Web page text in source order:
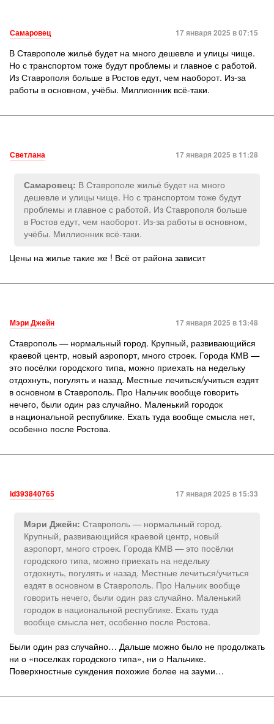
Самаровец 17 января 2025 в 07:15
В Ставрополе жильё будет на много дешевле и улицы чище.
Но с транспортом тоже будут проблемы и главное с работой.
Из Ставрополя больше в Ростов едут, чем наоборот. Из-за
работы в основном, учёбы. Миллионник всё-таки.
Светлана 17 января 2025 в 11:28
Самаровец: В Ставрополе жильё будет на много
дешевле и улицы чище. Но с транспортом тоже будут
проблемы и главное с работой. Из Ставрополя больше
в Ростов едут, чем наоборот. Из-за работы в основном,
учёбы. Миллионник всё-таки.
Цены на жилье такие же ! Всё от района зависит
Мэри Джейн 17 января 2025 в 13:48
Ставрополь — нормальный город. Крупный, развивающийся
краевой центр, новый аэропорт, много строек. Города КМВ —
это посёлки городского типа, можно приехать на недельку
отдохнуть, погулять и назад. Местные лечиться/учиться ездят
в основном в Ставрополь. Про Нальчик вообще говорить
нечего, были один раз случайно. Маленький городок
в национальной республике. Ехать туда вообще смысла нет,
особенно после Ростова.
id393840765 17 января 2025 в 15:33
Мэри Джейн: Ставрополь — нормальный город.
Крупный, развивающийся краевой центр, новый
аэропорт, много строек. Города КМВ — это посёлки
городского типа, можно приехать на недельку
отдохнуть, погулять и назад. Местные лечиться/учиться
ездят в основном в Ставрополь. Про Нальчик вообще
говорить нечего, были один раз случайно. Маленький
городок в национальной республике. Ехать туда
вообще смысла нет, особенно после Ростова.
Были один раз случайно… Дальше можно было не продолжать
ни о «поселках городского типа», ни о Нальчике.
Поверхностные суждения похожие более на зауми…